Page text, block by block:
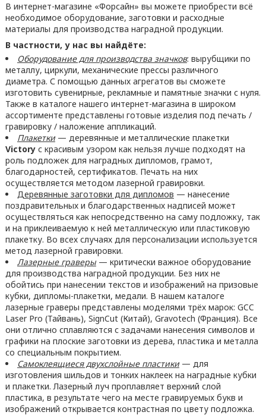
В интернет-магазине «Форсайн» вы можете приобрести всё
необходимое оборудование, заготовки и расходные
материалы для производства наградной продукции.
В частности, у нас вы найдёте:
Оборудование для производства значков: вырубщики по
металлу, циркули, механические прессы различного
диаметра. С помощью данных агрегатов вы сможете
изготовить сувенирные, рекламные и памятные значки с нуля.
Также в каталоге нашего интернет-магазина в широком
ассортименте представлены готовые изделия под печать /
гравировку / наложение аппликаций.
Плакетки— деревянные и металлические плакетки
Victoryс красивым узором как нельзя лучше подходят на
роль подложек для наградных дипломов, грамот,
благодарностей, сертификатов. Печать на них
осуществляется методом лазерной гравировки.
Деревянные заготовки для дипломов — нанесение
поздравительных и благодарственных надписей может
осуществляться как непосредственно на саму подложку, так
и на приклеиваемую к ней металлическую или пластиковую
плакетку. Во всех случаях для персонализации используется
метод лазерной гравировки.
Лазерные граверы— критически важное оборудование
для производства наградной продукции. Без них не
обойтись при нанесении текстов и изображений на призовые
кубки, дипломы-плакетки, медали. В нашем каталоге
лазерные граверы представлены моделями трёх марок: GCC
Laser Pro (Тайвань), SignCut (Китай), Gravotech (Франция). Все
они отлично сплавляются с задачами нанесения символов и
графики на плоские заготовки из дерева, пластика и металла
со специальным покрытием.
Самоклеящиеся двухслойные пластики— для
изготовления шильдов и тонких наклеек на наградные кубки
и плакетки. Лазерный луч проплавляет верхний слой
пластика, в результате чего на месте гравируемых букв и
изображений открывается контрастная по цвету подложка.